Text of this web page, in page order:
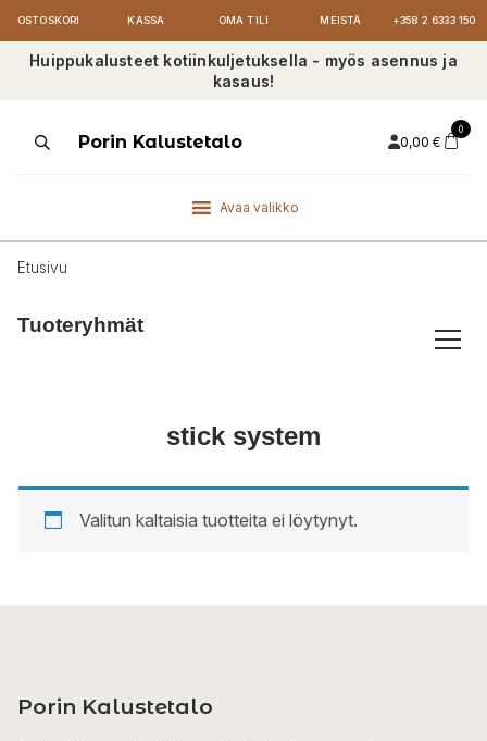
OSTOSKORI KASSA OMA TILI MEISTÄ +358 2 6333 150
Huippukalusteet kotiinkuljetuksella - myös asennus ja
kasaus!
ProductsPorin Kalustetalo 0,00 €
0
Avaa valikko
Etusivu
Tuoteryhmät
stick system
Valitun kaltaisia tuotteita ei löytynyt.
Porin Kalustetalo